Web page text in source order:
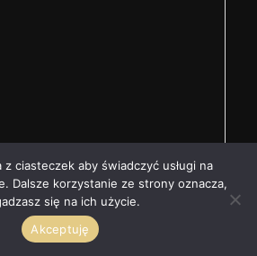
ciasteczek aby świadczyć usługi na
Dalsze korzystanie ze strony oznacza,
się na ich użycie.
Akceptuję